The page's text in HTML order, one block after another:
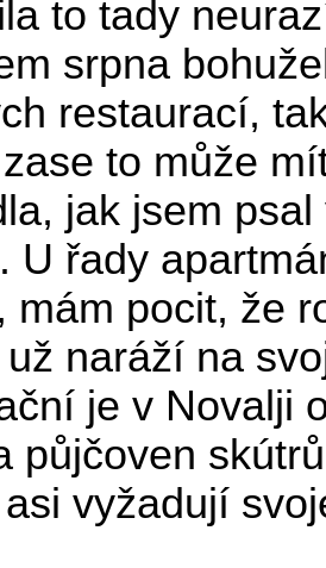
to tady
srpna
restaurací,
to může
jak jsem
U řady
mám pocit, že
naráží na
je v Novalji
půjčoven
asi vyžadují